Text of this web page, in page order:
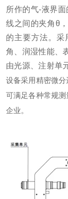
所作的气-液界
线之间的夹角θ
的主要方法。采
角、润湿性能、
由光源、注射单
设备采用精密微分
可满足各种常规
企业。